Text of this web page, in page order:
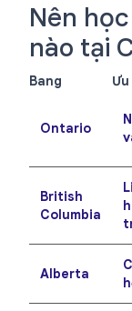
Nên
nào tại
Bang
Ontario
British
Columbia
Alberta